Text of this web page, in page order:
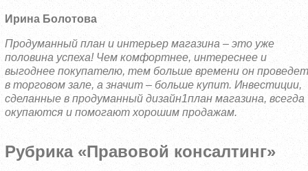
Ирина Болотова
Продуманный план и интерьер магазина – это уже
половина успеха! Чем комфортнее, интереснее и
выгоднее покупателю, тем больше времени он проведет
в торговом зале, а значит – больше купит. Инвестиции,
сделанные в продуманный дизайн1план магазина, всегда
окупаются и помогают хорошим продажам.
Рубрика «Правовой консалтинг»